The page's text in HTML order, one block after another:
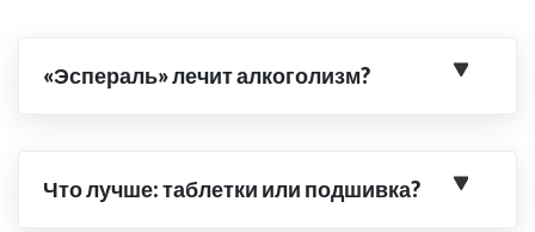
«Эспераль» лечит алкоголизм?
Что лучше: таблетки или подшивка?